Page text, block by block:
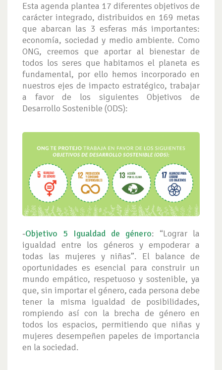
Esta agenda plantea 17 diferentes objetivos de
carácter integrado, distribuidos en 169 metas
que abarcan las 3 esferas más importantes:
economía, sociedad y medio ambiente. Como
ONG, creemos que aportar al bienestar de
todos los seres que habitamos el planeta es
fundamental, por ello hemos incorporado en
nuestros ejes de impacto estratégico, trabajar
a favor de los siguientes Objetivos de
Desarrollo Sostenible (ODS):
-Objetivo 5 Igualdad de género: “Lograr la
igualdad entre los géneros y empoderar a
todas las mujeres y niñas”. El balance de
oportunidades es esencial para construir un
mundo empático, respetuoso y sostenible, ya
que, sin importar el género, cada persona debe
tener la misma igualdad de posibilidades,
rompiendo así con la brecha de género en
todos los espacios, permitiendo que niñas y
mujeres desempeñen papeles de importancia
en la sociedad.